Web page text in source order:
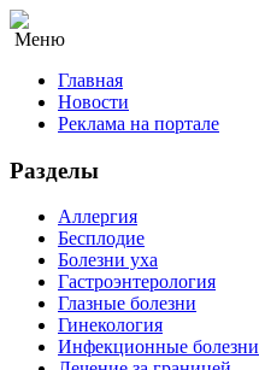
Меню
Главная
Новости
Реклама на портале
Разделы
Аллергия
Бесплодие
Болезни уха
Гастроэнтерология
Глазные болезни
Гинекология
Инфекционные болезни